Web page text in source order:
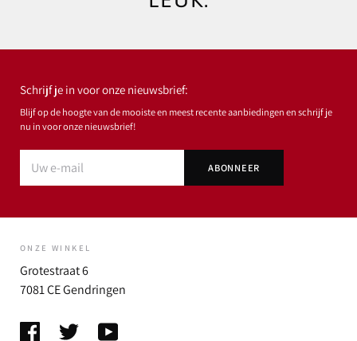
Schrijf je in voor onze nieuwsbrief:
Blijf op de hoogte van de mooiste en meest recente aanbiedingen en schrijf je
nu in voor onze nieuwsbrief!
ONZE WINKEL
Grotestraat 6
7081 CE Gendringen